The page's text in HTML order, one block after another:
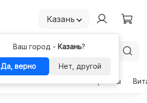
Казань
Ваш город - Казань?
Да, верно
Нет, другой
Гормоны